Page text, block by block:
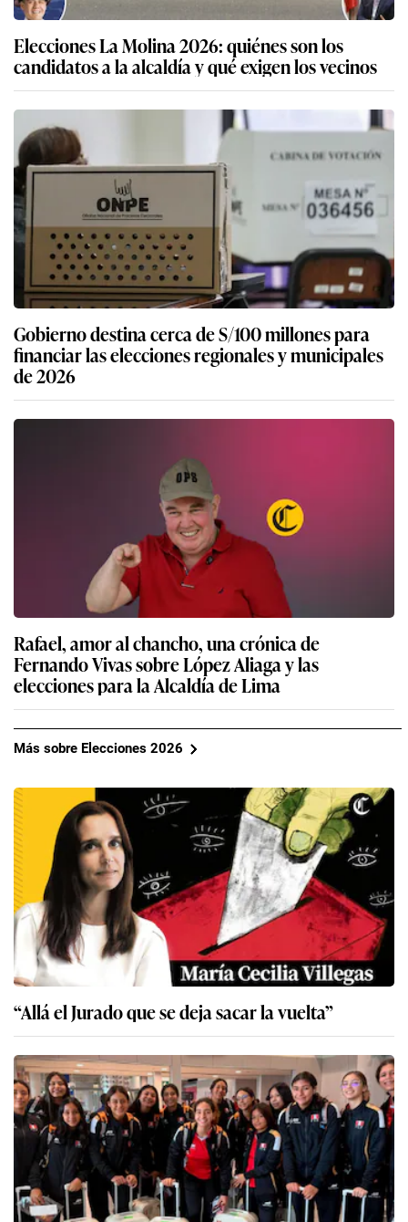
Elecciones La Molina 2026: quiénes son los
candidatos a la alcaldía y qué exigen los vecinos
Gobierno destina cerca de S/100 millones para
financiar las elecciones regionales y municipales
de 2026
Rafael, amor al chancho, una crónica de
Fernando Vivas sobre López Aliaga y las
elecciones para la Alcaldía de Lima
Más sobre Elecciones 2026
“Allá el Jurado que se deja sacar la vuelta”